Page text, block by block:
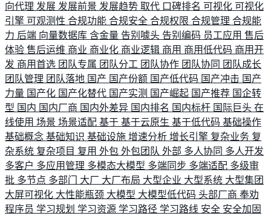
向代理 发展 发展前景 发展趋势 取代 口碑排名 可视化 可视化
引擎 可观测性 合规功能 合规安全 合规权限 合规管理 合规能
力 后端 向量数据库 含金量 告别噱头 告别编码 员工应用 售后
体验 售后运维 商业 商业化 商业逻辑 商用 商用低代码 商用开
发 商用首选 团队专属 团队分工 团队协作 团队协同 团队成长
团队管理 团队落地 国产 国产份额 国产低代码 国产冲击 国产
力量 国产化 国产化替代 国产实测 国产崛起 国产推荐 国企转
型 国内 国内厂商 国内外差异 国内排名 国内标杆 国际巨头 在
线使用 场景 场景适配 基于 基于云原生 基于低代码 基础操作
基础概念 基础知识 基础设施 增速分析 增长引擎 复杂业务 复
杂系统 复杂项目 复用 外包 外包团队 外部 多人协同 多人开发
多客户 多应用管理 多模态大模型 多端同步 多端适配 多级审
批 多节点 多部门 大厂 大厂布局 大型企业 大型系统 大型集团
大屏可视化 大性能瓶颈 大模型 大模型低代码 头部厂商 奉劝
程序员 学习规划 学习资源 学习路径 学习路线 安全 安全加固